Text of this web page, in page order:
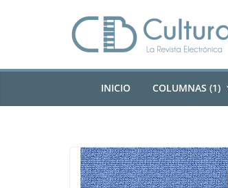
INICIO COLUMNAS (1)